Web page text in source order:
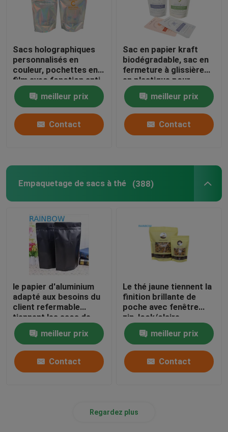
Sacs holographiques
personnalisés en
couleur, pochettes en
film avec fonction anti-
odeur et refermable
meilleur prix
Contact
Sac en papier kraft
biodégradable, sac en
fermeture à glissière
en plastique pour
animaux de compagnie,
compostablemeilleur prix
Contact
Empaquetage de sacs à thé (388)
le papier d'aluminium
adapté aux besoins du
client refermable
tiennent les sacs de
café 250g
meilleur prix
Contact
Le thé jaune tiennent la
finition brillante de
poche avec fenêtre
zip-lock/claire
meilleur prix
Contact
Regardez plus